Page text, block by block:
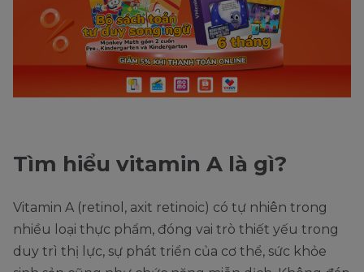
Tìm hiểu vitamin A là gì?
Vitamin A (retinol, axit retinoic) có tự nhiên trong
nhiều loại thực phẩm, đóng vai trò thiết yếu trong
duy trì thị lực, sự phát triển của cơ thể, sức khỏe